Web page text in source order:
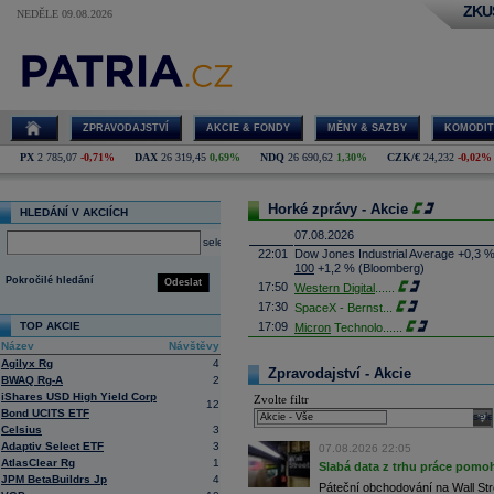
NEDĚLE 09.08.2026
ZPRAVODAJSTVÍ AKCIE & FONDY MĚNY & SAZBY
PX 2 785,07 -0,71% DAX 26 319,45 0,69% NDQ 26 690,62 1,30% CZK/€ 24,232 -0,02%
HLEDÁNÍ V AKCIÍCH
select
Odeslat
Pokročilé hledání
TOP AKCIE
Název
Návštěvy
Agilyx Rg
4
BWAQ Rg-A
2
iShares USD High Yield Corp
Bond UCITS ETF
12
Celsius
3
Adaptiv Select ETF
3
AtlasClear Rg
1
JPM BetaBuildrs Jp
4
Horké zprávy - Akcie
07.08.2026
22:01
Dow Jones Industrial Average +0,3
100 +1,2 % (Bloomberg)
17:50 Western Digital
17:30 SpaceX - Bernst
17:09 Micron Technolo
16:26
Objem obchodů s akciemi na
obchodů za poslední rok je 0,665
16:23 Zvýšení výroby balistických střel
nějakou dobu potrvá. Agentuře
Armin Papperger. Společná výroba
doplnit arzenál Spojeným státům,
(ČTK)
16:07 Conocophillips
Zpravodajství - Akcie
Zvolte filtr
07.08.2026 22:05
Slabá data z trhu práce
Páteční obchodování na Wall